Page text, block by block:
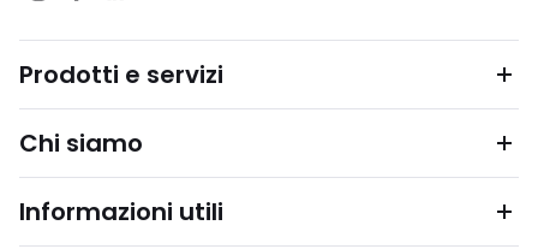
Prodotti e servizi
Chi siamo
Informazioni utili